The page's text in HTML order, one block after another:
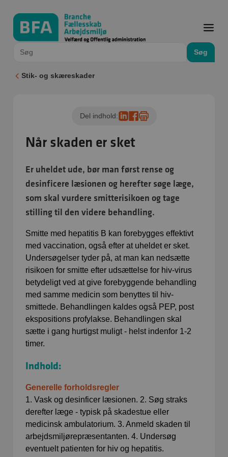
Søg
Stik- og skæreskader
Når skaden er sket
Del indhold:
Er uheldet ude, bør man først rense og
desinficere læsionen og herefter søge læge,
som skal vurdere smitterisikoen og tage
stilling til den videre behandling.
Smitte med hepatitis B kan forebygges effektivt
med vaccination, også efter at uheldet er sket.
Undersøgelser tyder på, at man kan nedsætte
risikoen for smitte efter udsættelse for hiv-virus
betydeligt ved at give forebyggende behandling
med samme medicin som benyttes til hiv-
smittede. Behandlingen kaldes også PEP, post
ekspositions profylakse. Behandlingen skal
sætte i gang hurtigst muligt - helst indenfor 1-2
timer.
Indhold:
Generelle forholdsregler
1. Vask og desinficer læsionen. 2. Søg straks
derefter læge - typisk på skadestue eller
medicinsk ambulatorium. 3. Anmeld skaden til
arbejdsmiljørepræsentanten. 4. Undersøg
eventuelt patienten for hiv og hepatitis.